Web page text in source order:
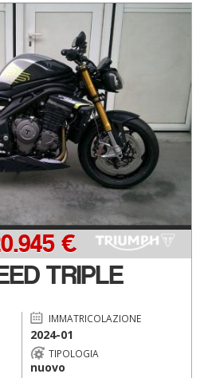
TRIPLE
€
IMMATRICOLAZIONE
2024-01
TIPOLOGIA
nuovo